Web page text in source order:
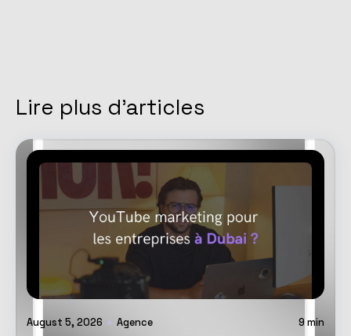
Lire plus d'articles
August 5, 2026 Agence 9 min